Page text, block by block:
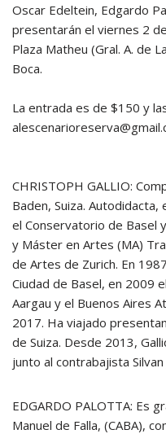
Oscar Edeltein, Edgardo
presentarán el viernes 2
Plaza Matheu (Gral. A. de
Boca.
La entrada es de $150 y
CHRISTOPH GALLIO:
Baden, Suiza.
el Conservatorio de Basel
y Máster en Artes (MA)
de Artes de Zurich. En
Ciudad de Basel, en 2009
Aargau y el Buenos Aires
2017. Ha viajado
de Suiza. Desde 2013,
junto al contrabajista
EDGARDO PALOTTA: Es
Manuel de Falla, (CABA),